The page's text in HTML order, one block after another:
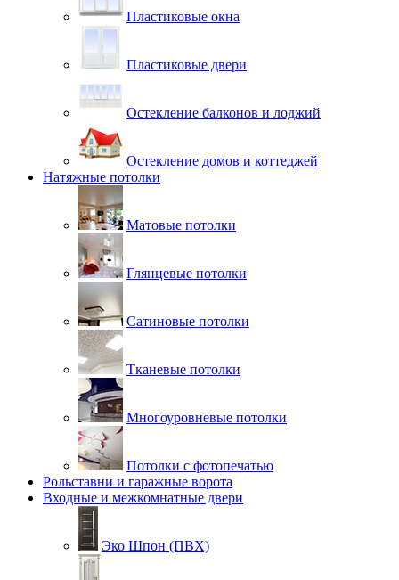
Пластиковые окна
Пластиковые двери
Остекление балконов и лоджий
Остекление домов и коттеджей
Натяжные потолки
Матовые потолки
Глянцевые потолки
Сатиновые потолки
Тканевые потолки
Многоуровневые потолки
Потолки с фотопечатью
Рольставни и гаражные ворота
Входные и межкомнатные двери
Эко Шпон (ПВХ)